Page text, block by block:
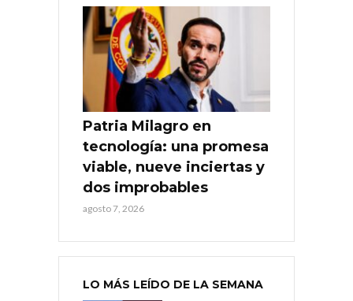
Patria Milagro en
tecnología: una promesa
viable, nueve inciertas y
dos improbables
agosto 7, 2026
LO MÁS LEÍDO DE LA SEMANA